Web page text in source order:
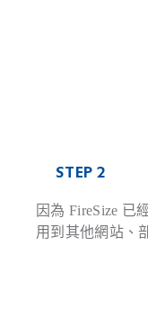
STEP 2
因為 FireSize 已
用到其他網站、